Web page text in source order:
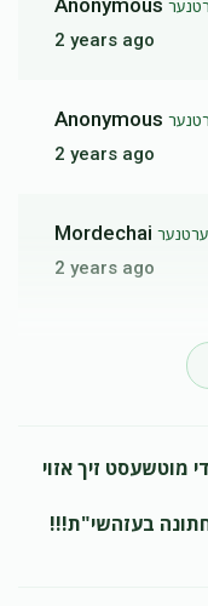
Anonymous
2 years ago
Anonymous
2 years ago
Mordechai
2 years ago
Shaya Lebowitz
קאלטע
די מוטשעסט זיך אזוי
חתונה בעזהשי"ת!!!